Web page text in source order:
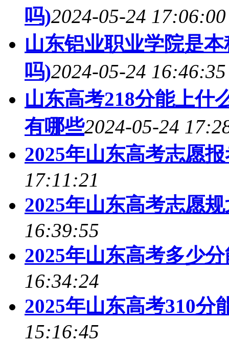
吗)2024-05-24 17:06:00
山东铝业职业学院是
吗)2024-05-24 16:46:35
山东高考218分能上什
有哪些2024-05-24
2025年山东高考志愿
17:11:21
2025年山东高考志愿
16:39:55
2025年山东高考多少
16:34:24
2025年山东高考310分
15:16:45